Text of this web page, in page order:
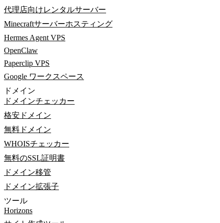
代理店向けレンタルサーバー
Minecraftサーバーホスティング
Hermes Agent VPS
OpenClaw
Paperclip VPS
Google ワークスペース
ドメイン
ドメインチェッカー
格安ドメイン
無料ドメイン
WHOISチェッカー
無料のSSL証明書
ドメイン移管
ドメイン拡張子
ツール
Horizons